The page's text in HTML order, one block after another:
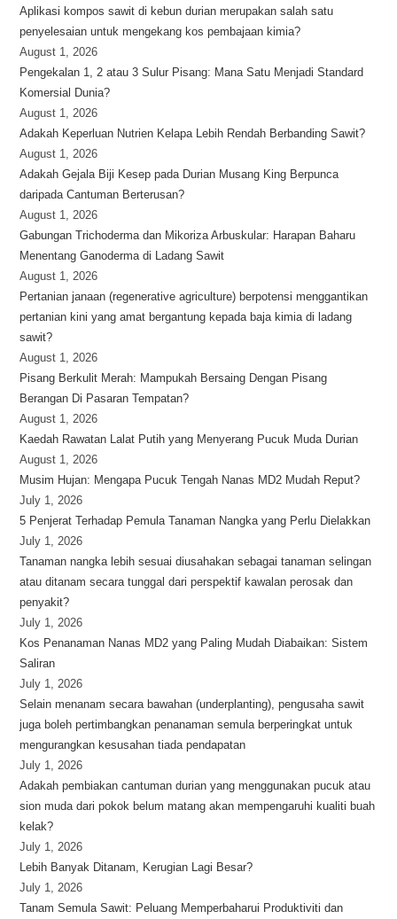
Aplikasi kompos sawit di kebun durian merupakan salah satu
penyelesaian untuk mengekang kos pembajaan kimia?
August 1, 2026
Pengekalan 1, 2 atau 3 Sulur Pisang: Mana Satu Menjadi Standard
Komersial Dunia?
August 1, 2026
Adakah Keperluan Nutrien Kelapa Lebih Rendah Berbanding Sawit?
August 1, 2026
Adakah Gejala Biji Kesep pada Durian Musang King Berpunca
daripada Cantuman Berterusan?
August 1, 2026
Gabungan Trichoderma dan Mikoriza Arbuskular: Harapan Baharu
Menentang Ganoderma di Ladang Sawit
August 1, 2026
Pertanian janaan (regenerative agriculture) berpotensi menggantikan
pertanian kini yang amat bergantung kepada baja kimia di ladang
sawit?
August 1, 2026
Pisang Berkulit Merah: Mampukah Bersaing Dengan Pisang
Berangan Di Pasaran Tempatan?
August 1, 2026
Kaedah Rawatan Lalat Putih yang Menyerang Pucuk Muda Durian
August 1, 2026
Musim Hujan: Mengapa Pucuk Tengah Nanas MD2 Mudah Reput?
July 1, 2026
5 Penjerat Terhadap Pemula Tanaman Nangka yang Perlu Dielakkan
July 1, 2026
Tanaman nangka lebih sesuai diusahakan sebagai tanaman selingan
atau ditanam secara tunggal dari perspektif kawalan perosak dan
penyakit?
July 1, 2026
Kos Penanaman Nanas MD2 yang Paling Mudah Diabaikan: Sistem
Saliran
July 1, 2026
Selain menanam secara bawahan (underplanting), pengusaha sawit
juga boleh pertimbangkan penanaman semula berperingkat untuk
mengurangkan kesusahan tiada pendapatan
July 1, 2026
Adakah pembiakan cantuman durian yang menggunakan pucuk atau
sion muda dari pokok belum matang akan mempengaruhi kualiti buah
kelak?
July 1, 2026
Lebih Banyak Ditanam, Kerugian Lagi Besar?
July 1, 2026
Tanam Semula Sawit: Peluang Memperbaharui Produktiviti dan